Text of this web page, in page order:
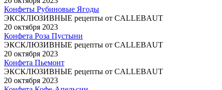
Конфеты Рубиновые Ягоды
ЭКСКЛЮЗИВНЫЕ рецепты от CALLEBAUT
20 октября 2023
Конфета Роза Пустыни
ЭКСКЛЮЗИВНЫЕ рецепты от CALLEBAUT
20 октября 2023
Конфета Пьемонт
ЭКСКЛЮЗИВНЫЕ рецепты от CALLEBAUT
20 октября 2023